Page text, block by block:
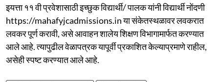
इयत्ता ११ वी प्रवेशासाठी इच्छुक विद्यार्थी/ पालक यांनी विद्यार्थी नोंदणी
https://mahafyjcadmissions.in या संकेतस्थळावर लवकरात
लवकर पूर्ण करावी, असे आवाहन शालेय शिक्षण विभागामार्फत करण्यात
आले आहे. त्यापुढील वेळापत्रक यापूर्वी प्रकाशित केल्याप्रमाणे राहील,
असेही स्पष्ट करण्यात आले आहे.